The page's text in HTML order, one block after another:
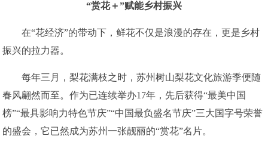
“赏花＋”赋能乡村振兴
在“花经济”的带动下，鲜花不仅是浪漫的存在，更是乡村
振兴的拉力器。
每年三月，梨花满枝之时，苏州树山梨花文化旅游季便随
春风翩然而至。作为已连续举办17年，先后获得“最美中国
榜”“最具影响力特色节庆”“中国最负盛名节庆”三大国字号荣誉
的盛会，它已然成为苏州一张靓丽的“赏花”名片。